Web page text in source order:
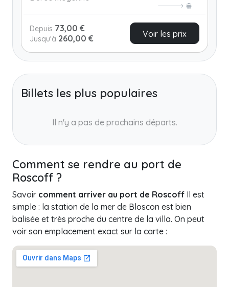
Depuis 73,00 €
Jusqu'à 260,00 € Voir les prix
Billets les plus populaires
Il n'y a pas de prochains départs.
Comment se rendre au port de
Roscoff ?
Savoir comment arriver au port de Roscoff Il est
simple : la station de la mer de Bloscon est bien
balisée et très proche du centre de la villa. On peut
voir son emplacement exact sur la carte :